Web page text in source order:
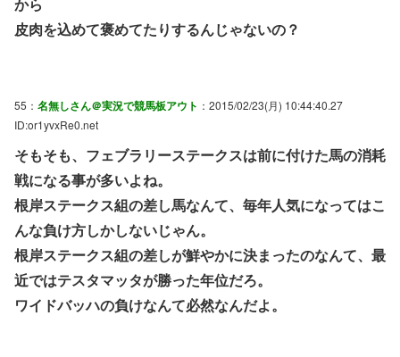
から
皮肉を込めて褒めてたりするんじゃないの？
55： 名無しさん＠実況で競馬板アウト ：2015/02/23(月) 10:44:40.27
ID:or1yvxRe0.net
そもそも、フェブラリーステークスは前に付けた馬の消耗
戦になる事が多いよね。
根岸ステークス組の差し馬なんて、毎年人気になってはこ
んな負け方しかしないじゃん。
根岸ステークス組の差しが鮮やかに決まったのなんて、最
近ではテスタマッタが勝った年位だろ。
ワイドバッハの負けなんて必然なんだよ。